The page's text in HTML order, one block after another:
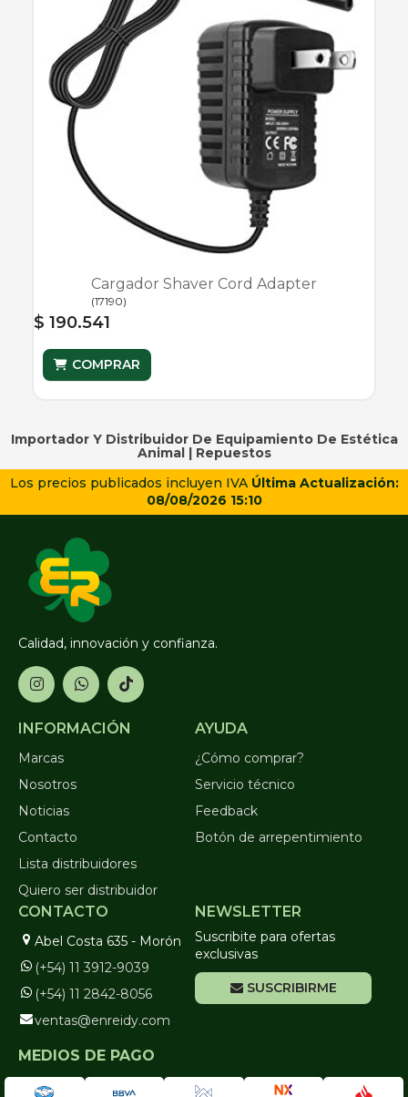
Cargador Shaver Cord Adapter
(17190)
$ 190.541
COMPRAR
Importador Y Distribuidor De Equipamiento De Estética
Animal | Repuestos
Los precios publicados incluyen IVA Última Actualización:
08/08/2026 15:10
Calidad, innovación y confianza.
INFORMACIÓN
Marcas
Nosotros
Noticias
Contacto
Lista distribuidores
Quiero ser distribuidor
AYUDA
¿Cómo comprar?
Servicio técnico
Feedback
Botón de arrepentimiento
CONTACTO
Abel Costa 635 - Morón
(+54) 11 3912-9039
(+54) 11 2842-8056
ventas@enreidy.com
NEWSLETTER
Suscribite para ofertas
exclusivas
SUSCRIBIRME
MEDIOS DE PAGO